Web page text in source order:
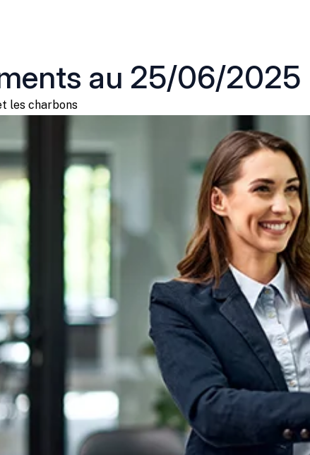
au 25/06/2025
les charbons